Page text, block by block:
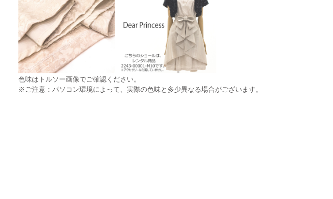
色味はトルソー画像でご確認ください。
※ご注意：パソコン環境によって、実際の色味と多少異なる場合がございます。